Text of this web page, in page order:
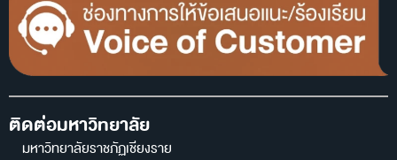
ติดต่อมหาวิทยาลัย
มหาวิทยาลัยราชภัฏเชียงราย